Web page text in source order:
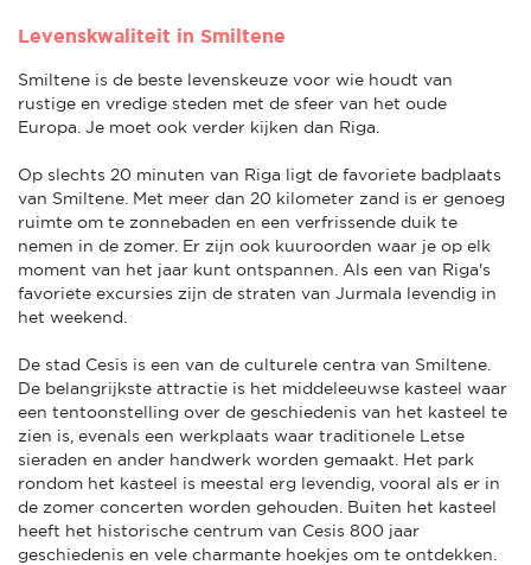
Levenskwaliteit in Smiltene
Smiltene is de beste levenskeuze voor wie houdt van
rustige en vredige steden met de sfeer van het oude
Europa. Je moet ook verder kijken dan Riga.
Op slechts 20 minuten van Riga ligt de favoriete badplaats
van Smiltene. Met meer dan 20 kilometer zand is er genoeg
ruimte om te zonnebaden en een verfrissende duik te
nemen in de zomer. Er zijn ook kuuroorden waar je op elk
moment van het jaar kunt ontspannen. Als een van Riga's
favoriete excursies zijn de straten van Jurmala levendig in
het weekend.
De stad Cesis is een van de culturele centra van Smiltene.
De belangrijkste attractie is het middeleeuwse kasteel waar
een tentoonstelling over de geschiedenis van het kasteel te
zien is, evenals een werkplaats waar traditionele Letse
sieraden en ander handwerk worden gemaakt. Het park
rondom het kasteel is meestal erg levendig, vooral als er in
de zomer concerten worden gehouden. Buiten het kasteel
heeft het historische centrum van Cesis 800 jaar
geschiedenis en vele charmante hoekjes om te ontdekken.